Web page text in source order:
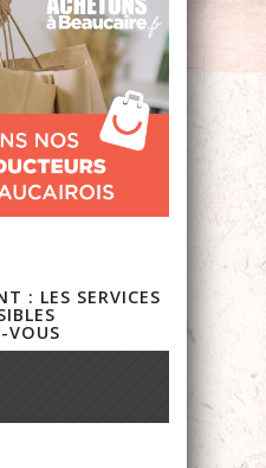
: LES SERVICES
VOUS